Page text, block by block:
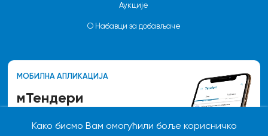
Како бисмо Вам омогућили боље корисничко
Аукције
О Набавци за добављаче
МОБИЛНА АПЛИКАЦИЈА
мТендери
Пратите новости везане за